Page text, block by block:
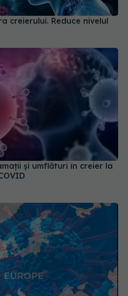
creierului. Reduce nivelul
și umflături în creier la